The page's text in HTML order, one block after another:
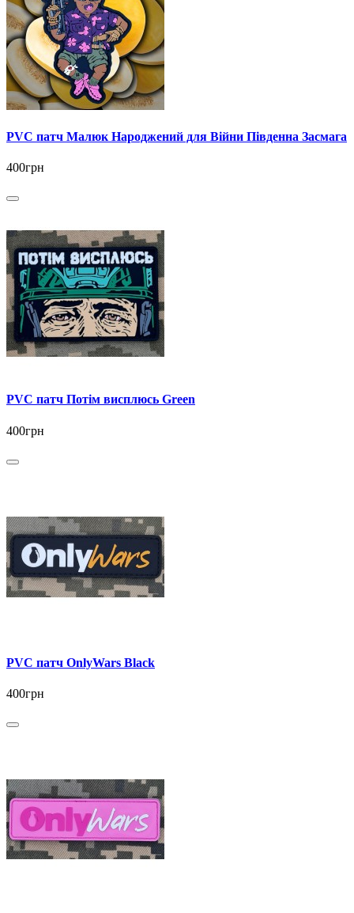
PVC патч Малюк Народжений для Війни Південна Засмага
400грн
PVC патч Потім висплюсь Green
400грн
PVC патч OnlyWars Black
400грн